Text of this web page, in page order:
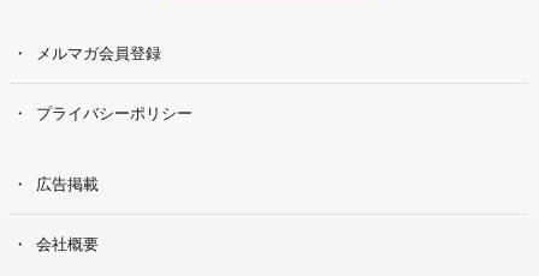
メルマガ会員登録
プライバシーポリシー
広告掲載
会社概要